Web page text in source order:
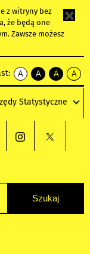
z witryny bez
że będą one
Zawsze możesz
A
kontrast
A
kontrast
tekst
czarnym
A
kontrast
tekst
czarnym
A
tekst
żółtym
Statystyczne